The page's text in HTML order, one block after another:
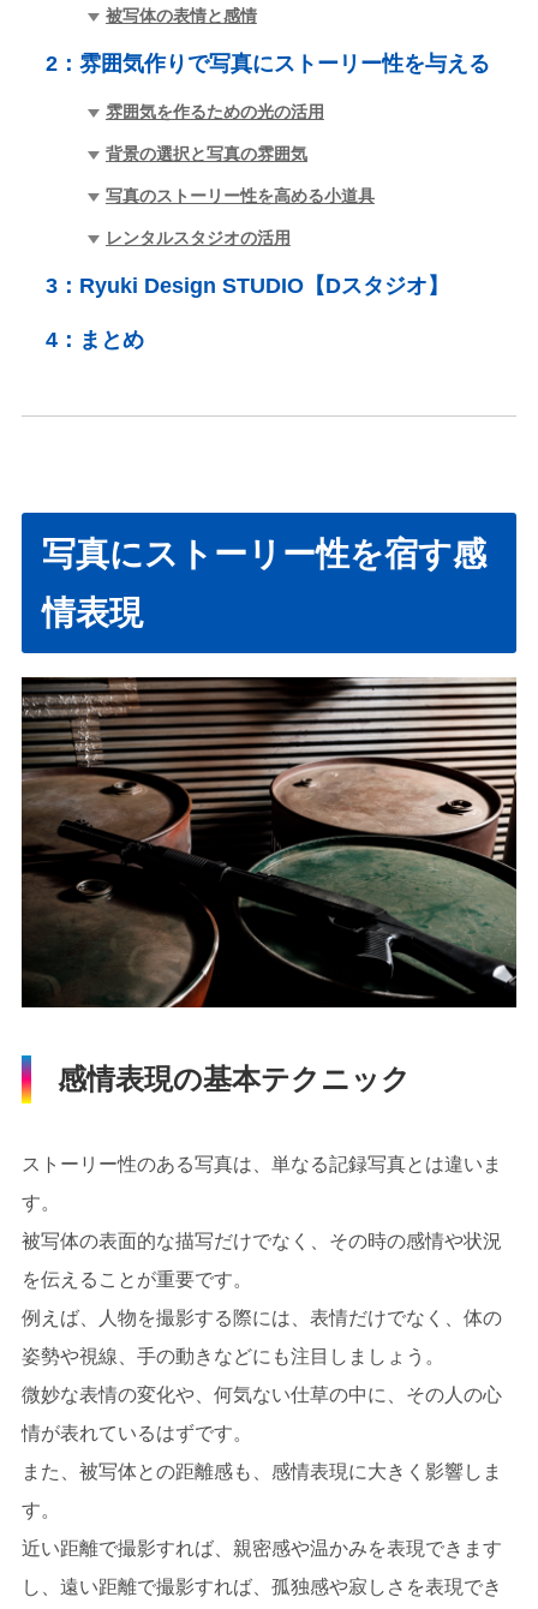
被写体の表情と感情
2： 雰囲気作りで写真にストーリー性を与える
雰囲気を作るための光の活用
背景の選択と写真の雰囲気
写真のストーリー性を高める小道具
レンタルスタジオの活用
3： Ryuki Design STUDIO【Dスタジオ】
4： まとめ
写真にストーリー性を宿す感
情表現
感情表現の基本テクニック
ストーリー性のある写真は、単なる記録写真とは違いま
す。
被写体の表面的な描写だけでなく、その時の感情や状況
を伝えることが重要です。
例えば、人物を撮影する際には、表情だけでなく、体の
姿勢や視線、手の動きなどにも注目しましょう。
微妙な表情の変化や、何気ない仕草の中に、その人の心
情が表れているはずです。
また、被写体との距離感も、感情表現に大きく影響しま
す。
近い距離で撮影すれば、親密感や温かみを表現できます
し、遠い距離で撮影すれば、孤独感や寂しさを表現でき